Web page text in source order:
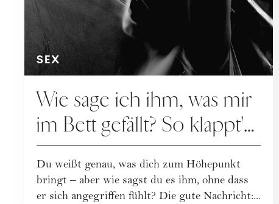
SEX
Wie sage ich ihm, was mir
im Bett gefällt? So klappt's
ohne Kränkung
Du weißt genau, was dich zum Höhepunkt
bringt – aber wie sagst du es ihm, ohne dass
er sich angegriffen fühlt? Die gute Nachricht:...